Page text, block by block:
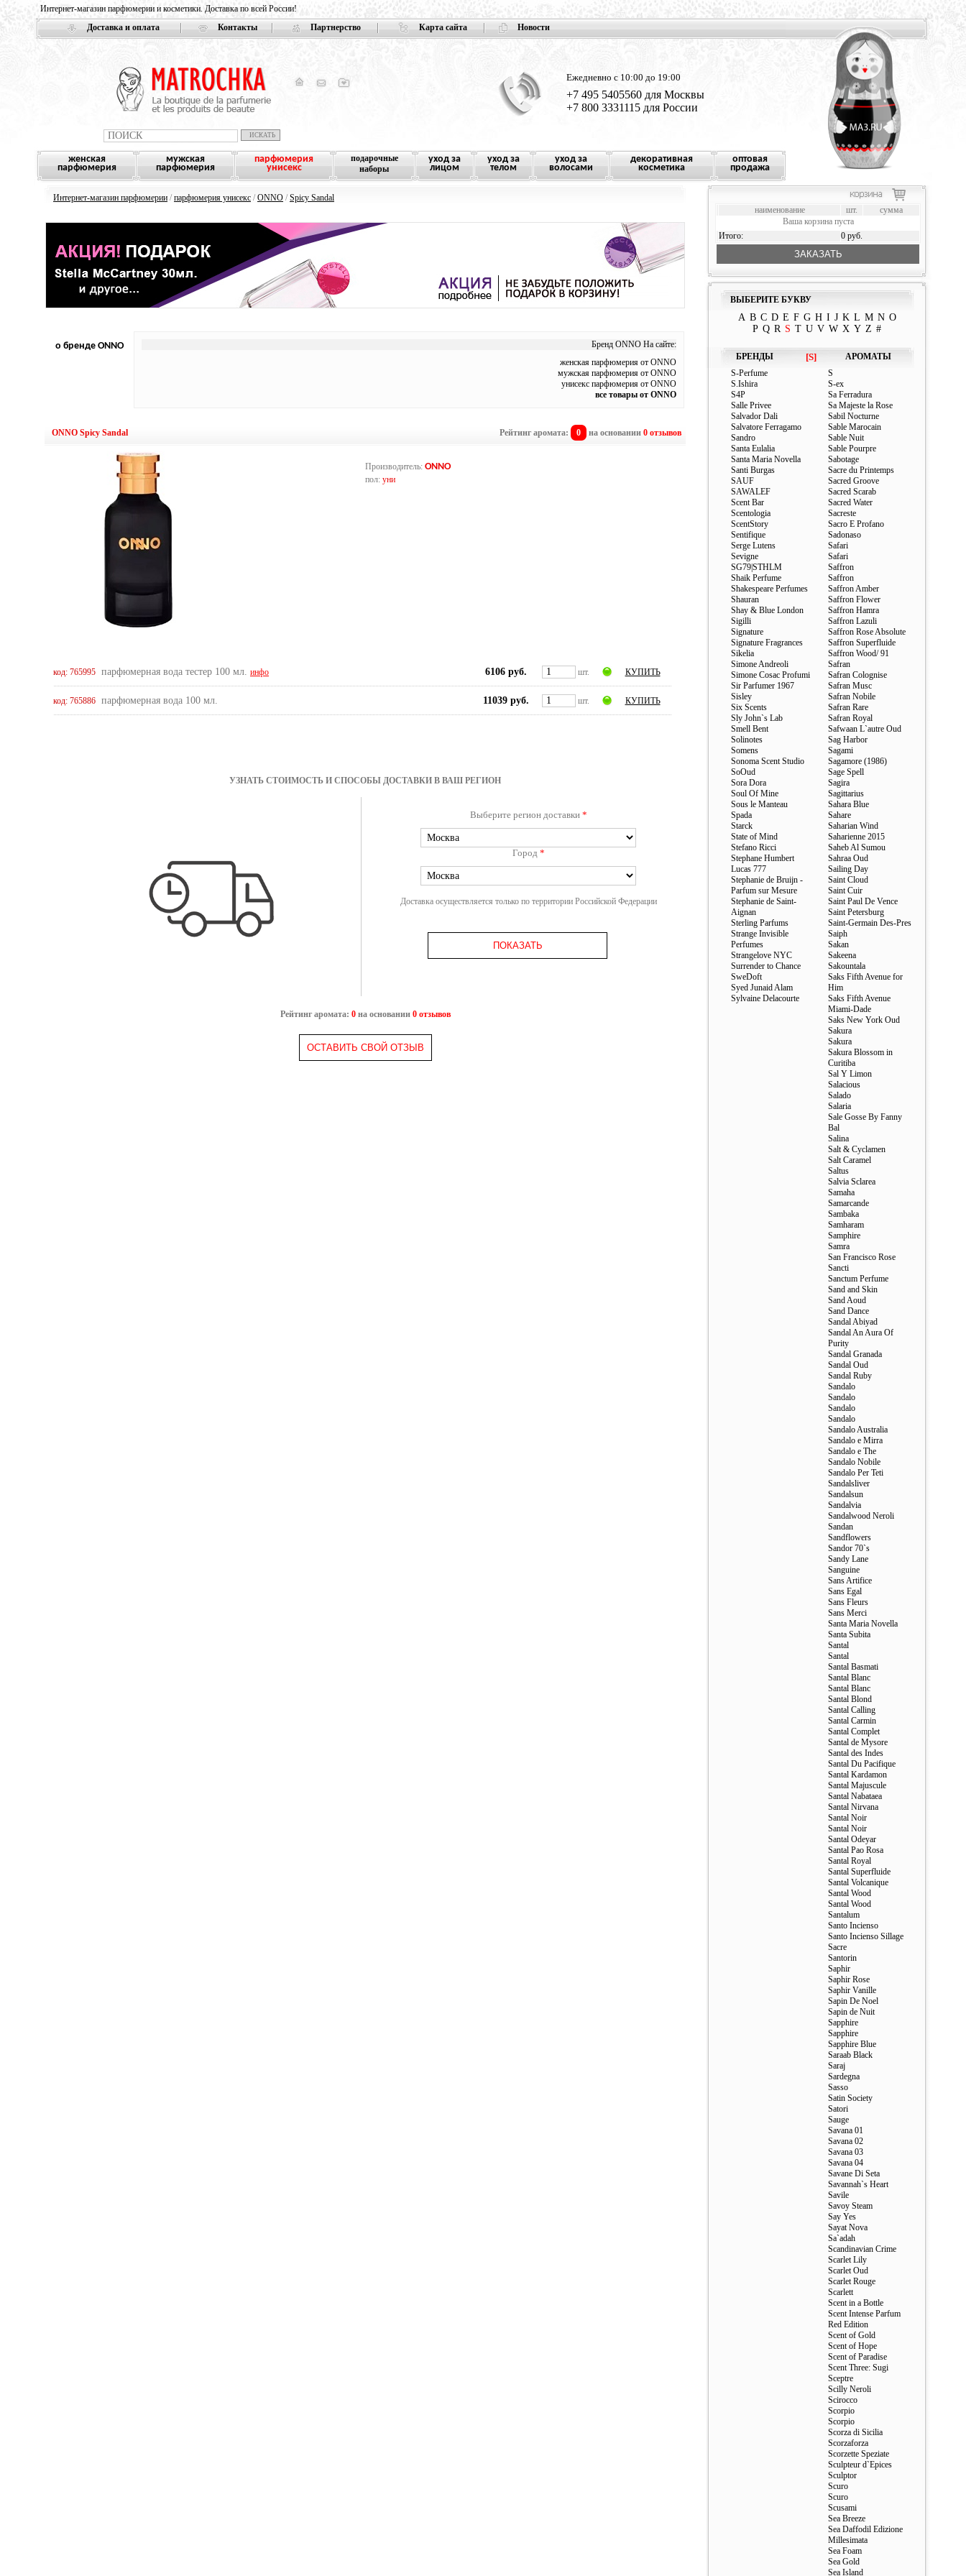
Интернет-магазин парфюмерии и косметики. Доставка по всей России!
Доставка и оплата
Контакты Партнерство Карта сайта Новости
Ежедневно с 10:00 до 19:00
+7 495 5405560 для Москвы
+7 800 3331115 для России
женская
парфюмерия
мужская
парфюмерия
парфюмерия
унисекс
подарочные
наборы
уход за
лицом
уход за
телом
уход за
волосами
декоративная
косметика
оптовая
продажа
Интернет-магазин парфюмерии /парфюмерия унисекс /ONNO /Spicy Sandal
о бренде ONNO
Бренд ONNO На сайте:
женская парфюмерия от ONNO
мужская парфюмерия от ONNO
унисекс парфюмерия от ONNO
все товары от ONNO
ONNO Spicy Sandal Рейтинг аромата: 0 на основании 0 отзывов
Производитель: ONNO
пол: уни
код: 765995 парфюмерная вода тестер 100 мл. инфо 6106 руб. шт. КУПИТЬ
код: 765886 парфюмерная вода 100 мл. 11039 руб. шт. КУПИТЬ
УЗНАТЬ СТОИМОСТЬ И СПОСОБЫ ДОСТАВКИ В ВАШ РЕГИОН
Выберите регион доставки *
Город *
Доставка осуществляется только по территории Российской Федерации
ПОКАЗАТЬ
Рейтинг аромата: 0на основании 0 отзывов
ОСТАВИТЬ СВОЙ ОТЗЫВ
наименование шт.
сумма
Ваша корзина пуста
Итого:
0 руб.
ЗАКАЗАТЬ
ВЫБЕРИТЕ БУКВУ
A B C D E F G H I J K L M N O
P Q R S T U V W X Y Z #
БРЕНДЫ [S]
АРОМАТЫ
S-Perfume
S.Ishira
S4P
Salle Privee
Salvador Dali
Salvatore Ferragamo
Sandro
Santa Eulalia
Santa Maria Novella
Santi Burgas
SAUF
SAWALEF
Scent Bar
Scentologia
ScentStory
Sentifique
Serge Lutens
Sevigne
SG79|STHLM
Shaik Perfume
Shakespeare Perfumes
Shauran
Shay & Blue London
Sigilli
Signature
Signature Fragrances
Sikelia
Simone Andreoli
Simone Cosac Profumi
Sir Parfumer 1967
Sisley
Six Scents
Sly John`s Lab
Smell Bent
Solinotes
Somens
Sonoma Scent Studio
SoOud
Sora Dora
Soul Of Mine
Sous le Manteau
Spada
Starck
State of Mind
Stefano Ricci
Stephane Humbert
Lucas 777
Stephanie de Bruijn -
Parfum sur Mesure
Stephanie de Saint-
Aignan
Sterling Parfums
Strange Invisible
Perfumes
Strangelove NYC
Surrender to Chance
SweDoft
Syed Junaid Alam
Sylvaine Delacourte
S
S-ex
Sa Ferradura
Sa Majeste la Rose
Sabil Nocturne
Sable Marocain
Sable Nuit
Sable Pourpre
Sabotage
Sacre du Printemps
Sacred Groove
Sacred Scarab
Sacred Water
Sacreste
Sacro E Profano
Sadonaso
Safari
Safari
Saffron
Saffron
Saffron Amber
Saffron Flower
Saffron Hamra
Saffron Lazuli
Saffron Rose Absolute
Saffron Superfluide
Saffron Wood/ 91
Safran
Safran Colognise
Safran Musc
Safran Nobile
Safran Rare
Safran Royal
Safwaan L`autre Oud
Sag Harbor
Sagami
Sagamore (1986)
Sage Spell
Sagira
Sagittarius
Sahara Blue
Sahare
Saharian Wind
Saharienne 2015
Saheb Al Sumou
Sahraa Oud
Sailing Day
Saint Cloud
Saint Cuir
Saint Paul De Vence
Saint Petersburg
Saint-Germain Des-Pres
Saiph
Sakan
Sakeena
Sakountala
Saks Fifth Avenue for
Him
Saks Fifth Avenue
Miami-Dade
Saks New York Oud
Sakura
Sakura
Sakura Blossom in
Curitiba
Sal Y Limon
Salacious
Salado
Salaria
Sale Gosse By Fanny
Bal
Salina
Salt & Cyclamen
Salt Caramel
Saltus
Salvia Sclarea
Samaha
Samarcande
Sambaka
Samharam
Samphire
Samra
San Francisco Rose
Sancti
Sanctum Perfume
Sand and Skin
Sand Aoud
Sand Dance
Sandal Abiyad
Sandal An Aura Of
Purity
Sandal Granada
Sandal Oud
Sandal Ruby
Sandalo
Sandalo
Sandalo
Sandalo
Sandalo Australia
Sandalo e Mirra
Sandalo e The
Sandalo Nobile
Sandalo Per Teti
Sandalsliver
Sandalsun
Sandalvia
Sandalwood Neroli
Sandan
Sandflowers
Sandor 70`s
Sandy Lane
Sanguine
Sans Artifice
Sans Egal
Sans Fleurs
Sans Merci
Santa Maria Novella
Santa Subita
Santal
Santal
Santal Basmati
Santal Blanc
Santal Blanc
Santal Blond
Santal Calling
Santal Carmin
Santal Complet
Santal de Mysore
Santal des Indes
Santal Du Pacifique
Santal Kardamon
Santal Majuscule
Santal Nabataea
Santal Nirvana
Santal Noir
Santal Noir
Santal Odeyar
Santal Pao Rosa
Santal Royal
Santal Superfluide
Santal Volcanique
Santal Wood
Santal Wood
Santalum
Santo Incienso
Santo Incienso Sillage
Sacre
Santorin
Saphir
Saphir Rose
Saphir Vanille
Sapin De Noel
Sapin de Nuit
Sapphire
Sapphire
Sapphire Blue
Saraab Black
Saraj
Sardegna
Sasso
Satin Society
Satori
Sauge
Savana 01
Savana 02
Savana 03
Savana 04
Savane Di Seta
Savannah`s Heart
Savile
Savoy Steam
Say Yes
Sayat Nova
Sa`adah
Scandinavian Crime
Scarlet Lily
Scarlet Oud
Scarlet Rouge
Scarlett
Scent in a Bottle
Scent Intense Parfum
Red Edition
Scent of Gold
Scent of Hope
Scent of Paradise
Scent Three: Sugi
Sceptre
Scilly Neroli
Scirocco
Scorpio
Scorpio
Scorza di Sicilia
Scorzaforza
Scorzette Speziate
Sculpteur d`Epices
Sculptor
Scuro
Scuro
Scusami
Sea Breeze
Sea Daffodil Edizione
Millesimata
Sea Foam
Sea Gold
Sea Island